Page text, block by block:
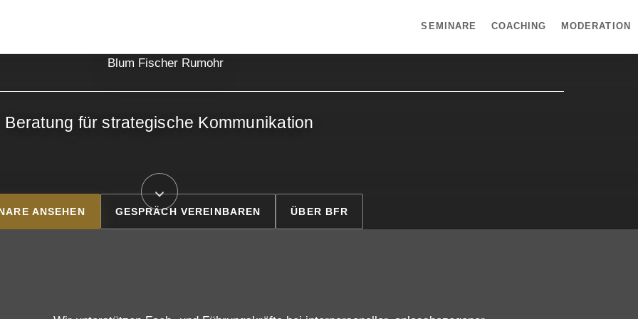
SEMINARE COACHING MODERATION
Beratung für strategische Kommunikation
ANSEHEN GESPRÄCH VEREINBAREN ÜBER BFR